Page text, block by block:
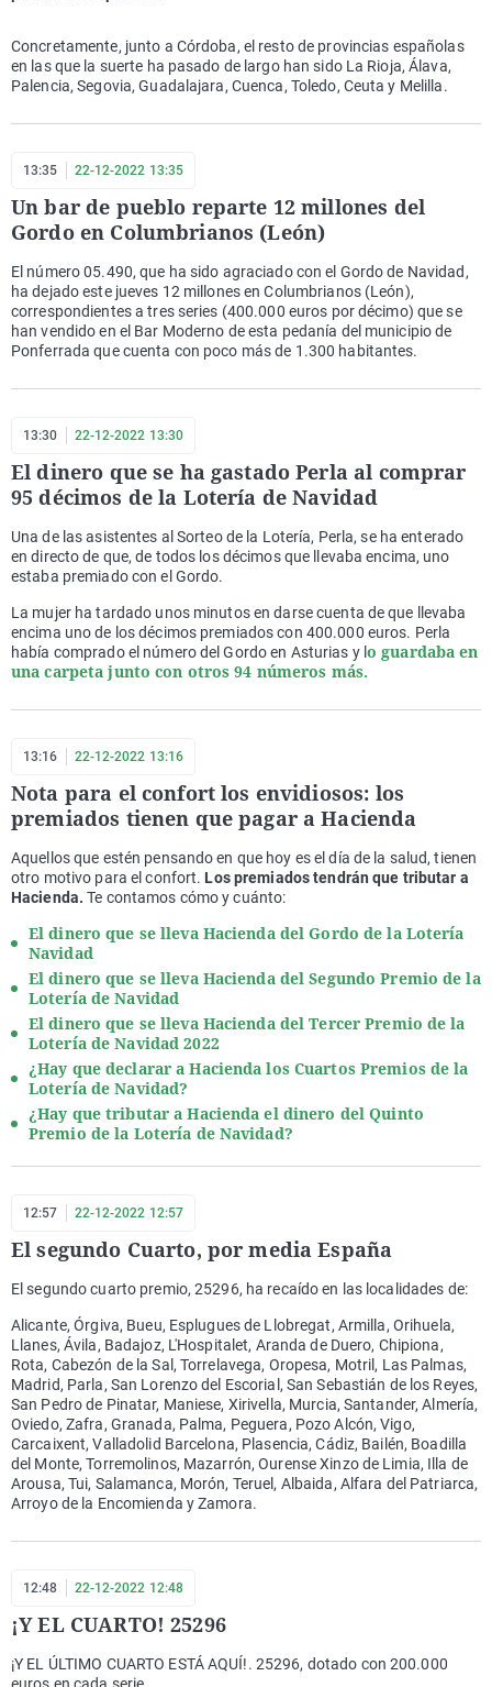
Concretamente, junto a Córdoba, el resto de provincias españolas
en las que la suerte ha pasado de largo han sido La Rioja, Álava,
Palencia, Segovia, Guadalajara, Cuenca, Toledo, Ceuta y Melilla.
13:35 22-12-2022 13:35
Un bar de pueblo reparte 12 millones del
Gordo en Columbrianos (León)
El número 05.490, que ha sido agraciado con el Gordo de Navidad,
ha dejado este jueves 12 millones en Columbrianos (León),
correspondientes a tres series (400.000 euros por décimo) que se
han vendido en el Bar Moderno de esta pedanía del municipio de
Ponferrada que cuenta con poco más de 1.300 habitantes.
13:30 22-12-2022 13:30
El dinero que se ha gastado Perla al comprar
95 décimos de la Lotería de Navidad
Una de las asistentes al Sorteo de la Lotería, Perla, se ha enterado
en directo de que, de todos los décimos que llevaba encima, uno
estaba premiado con el Gordo.
La mujer ha tardado unos minutos en darse cuenta de que llevaba
encima uno de los décimos premiados con 400.000 euros. Perla
había comprado el número del Gordo en Asturias y l o guardaba en
una carpeta junto con otros 94 números más.
13:16 22-12-2022 13:16
Nota para el confort los envidiosos: los
premiados tienen que pagar a Hacienda
Aquellos que estén pensando en que hoy es el día de la salud, tienen
otro motivo para el confort. Los premiados tendrán que tributar a
Hacienda. Te contamos cómo y cuánto:
El dinero que se lleva Hacienda del Gordo de la Lotería
Navidad
El dinero que se lleva Hacienda del Segundo Premio de la
Lotería de Navidad
El dinero que se lleva Hacienda del Tercer Premio de la
Lotería de Navidad 2022
¿Hay que declarar a Hacienda los Cuartos Premios de la
Lotería de Navidad?
¿Hay que tributar a Hacienda el dinero del Quinto
Premio de la Lotería de Navidad?
12:57 22-12-2022 12:57
El segundo Cuarto, por media España
El segundo cuarto premio, 25296, ha recaído en las localidades de:
Alicante, Órgiva, Bueu, Esplugues de Llobregat, Armilla, Orihuela,
Llanes, Ávila, Badajoz, L'Hospitalet, Aranda de Duero, Chipiona,
Rota, Cabezón de la Sal, Torrelavega, Oropesa, Motril, Las Palmas,
Madrid, Parla, San Lorenzo del Escorial, San Sebastián de los Reyes,
San Pedro de Pinatar, Maniese, Xirivella, Murcia, Santander, Almería,
Oviedo, Zafra, Granada, Palma, Peguera, Pozo Alcón, Vigo,
Carcaixent, Valladolid Barcelona, Plasencia, Cádiz, Bailén, Boadilla
del Monte, Torremolinos, Mazarrón, Ourense Xinzo de Limia, Illa de
Arousa, Tui, Salamanca, Morón, Teruel, Albaida, Alfara del Patriarca,
Arroyo de la Encomienda y Zamora.
12:48 22-12-2022 12:48
¡Y EL CUARTO! 25296
¡Y EL ÚLTIMO CUARTO ESTÁ AQUÍ!. 25296, dotado con 200.000